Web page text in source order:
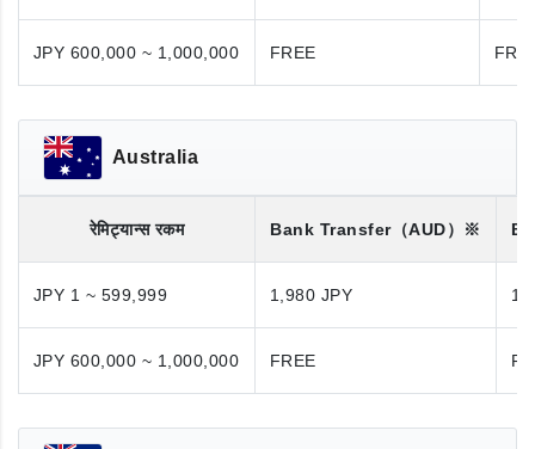
JPY 600,000 ~ 1,000,000 FREE
Australia
रेमिट्यान्स रकम Bank Transfer（AUD）※
JPY 1 ~ 599,999 1,980 JPY
JPY 600,000 ~ 1,000,000 FREE